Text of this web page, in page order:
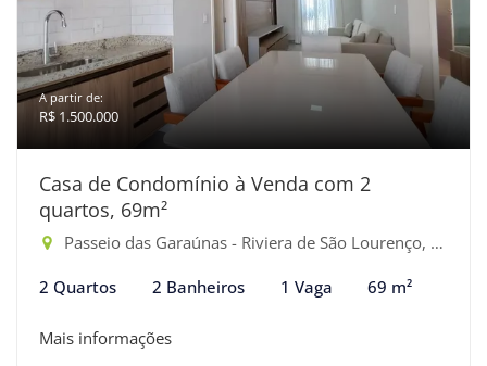
A partir de:
R$ 1.500.000
Casa de Condomínio à Venda com 2
quartos, 69m²
Passeio das Garaúnas - Riviera de São Lourenço, Bertioga-SP
2 Quartos 2 Banheiros 1 Vaga 69 m²
Mais informações